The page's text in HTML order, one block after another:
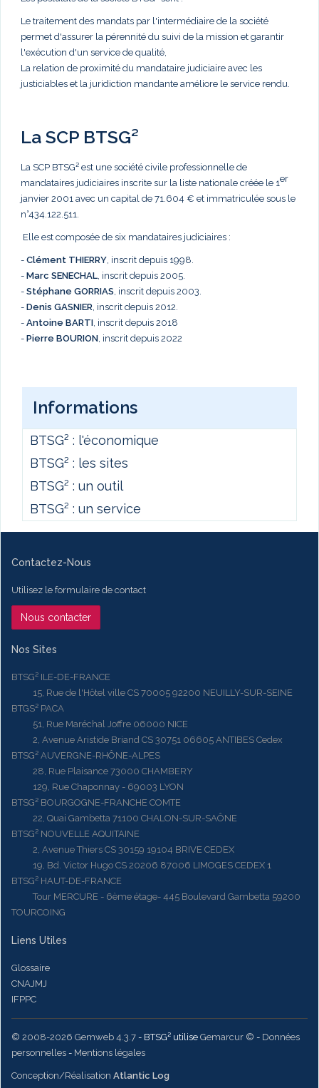
Le traitement des mandats par l'intermédiaire de la société
permet d'assurer la pérennité du suivi de la mission et garantir
l'exécution d'un service de qualité,
La relation de proximité du mandataire judiciaire avec les
justiciables et la juridiction mandante améliore le service rendu.
La SCP BTSG²
La SCP BTSG² est une société civile professionnelle de
mandataires judiciaires inscrite sur la liste nationale créée le 1er
janvier 2001 avec un capital de 71.604 € et immatriculée sous le
n°434.122.511.
Elle est composée de six mandataires judiciaires :
- Clément THIERRY, inscrit depuis 1998.
- Marc SENECHAL, inscrit depuis 2005.
- Stéphane GORRIAS, inscrit depuis 2003.
- Denis GASNIER, inscrit depuis 2012.
- Antoine BARTI, inscrit depuis 2018
- Pierre BOURION, inscrit depuis 2022
Informations
BTSG² : l'économique
BTSG² : les sites
BTSG² : un outil
BTSG² : un service
Contactez-Nous
Utilisez le formulaire de contact
Nous contacter
Nos Sites
BTSG² ILE-DE-FRANCE
15, Rue de l'Hôtel ville CS 70005 92200 NEUILLY-SUR-SEINE
BTGS² PACA
51, Rue Maréchal Joffre 06000 NICE
2, Avenue Aristide Briand CS 30751 06605 ANTIBES Cedex
BTSG² AUVERGNE-RHÔNE-ALPES
28, Rue Plaisance 73000 CHAMBERY
129, Rue Chaponnay - 69003 LYON
BTSG² BOURGOGNE-FRANCHE COMTE
22, Quai Gambetta 71100 CHALON-SUR-SAÔNE
BTSG² NOUVELLE AQUITAINE
2, Avenue Thiers CS 30159 19104 BRIVE CEDEX
19, Bd. Victor Hugo CS 20206 87006 LIMOGES CEDEX 1
BTSG² HAUT-DE-FRANCE
Tour MERCURE - 6ème étage- 445 Boulevard Gambetta 59200
TOURCOING
Liens Utiles
Glossaire
CNAJMJ
IFPPC
© 2008-2026 Gemweb 4.3.7 - BTSG² utilise Gemarcur © - Données
personnelles - Mentions légales
Conception/Réalisation Atlantic Log